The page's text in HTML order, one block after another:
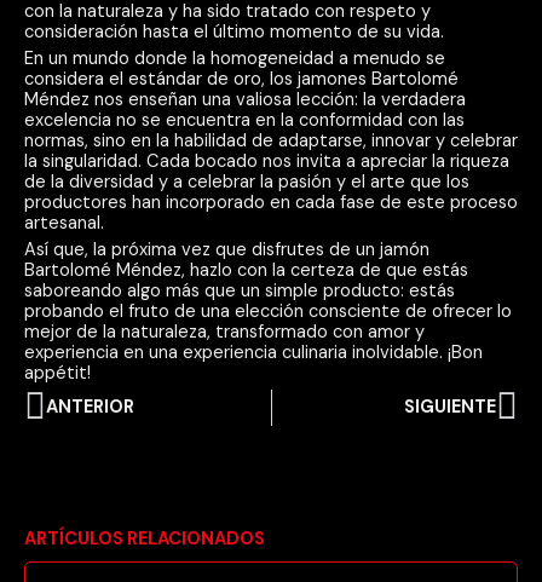
con la naturaleza y ha sido tratado con respeto y
consideración hasta el último momento de su vida.
En un mundo donde la homogeneidad a menudo se
considera el estándar de oro, los jamones Bartolomé
Méndez nos enseñan una valiosa lección: la verdadera
excelencia no se encuentra en la conformidad con las
normas, sino en la habilidad de adaptarse, innovar y celebrar
la singularidad. Cada bocado nos invita a apreciar la riqueza
de la diversidad y a celebrar la pasión y el arte que los
productores han incorporado en cada fase de este proceso
artesanal.
Así que, la próxima vez que disfrutes de un jamón
Bartolomé Méndez, hazlo con la certeza de que estás
saboreando algo más que un simple producto: estás
probando el fruto de una elección consciente de ofrecer lo
mejor de la naturaleza, transformado con amor y
experiencia en una experiencia culinaria inolvidable. ¡Bon
appétit!
Ant
ANTERIOR SIGUIENTE
ARTÍCULOS RELACIONADOS